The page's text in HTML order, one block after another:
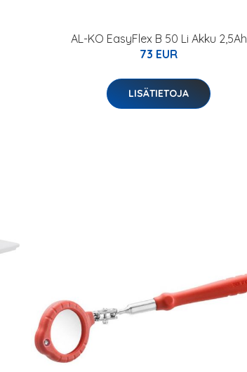
AL-KO EasyFlex B 50 Li Akku 2,5Ah
73 EUR
LISÄTIETOJA